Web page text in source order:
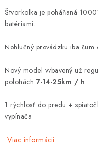
Reklamácia a vrátenie tovaru
Tabuľky veľkostí odevov,
Štvorkolka je poháňaná
batériami.
Nehlučný prevádzku iba šum
Nový model vybavený už
polohách 7-14-25km / h
1 rýchlosť do predu +
vypínača
Viac informácií